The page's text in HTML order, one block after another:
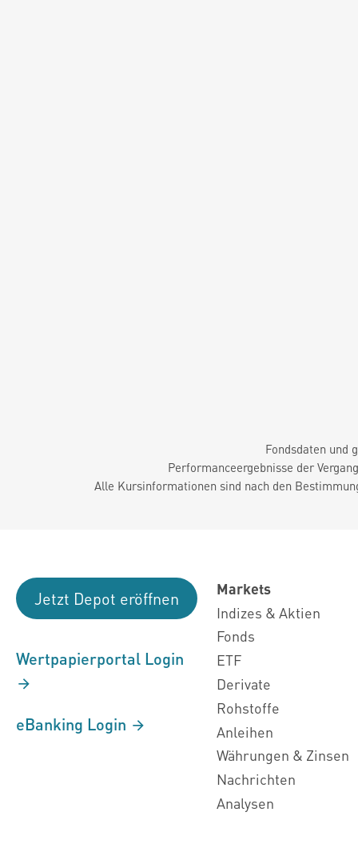
Fondsdaten und
Performanceergebnisse der
Alle Kursinformationen sind nach den
Jetzt Depot eröffnen
Wertpapierportal Login
eBanking Login
Markets
Indizes & Aktien
Fonds
ETF
Derivate
Rohstoffe
Anleihen
Währungen & Zinsen
Nachrichten
Analysen